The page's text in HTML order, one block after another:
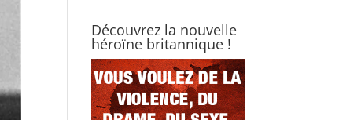
Découvrez la nouvelle
héroïne britannique !